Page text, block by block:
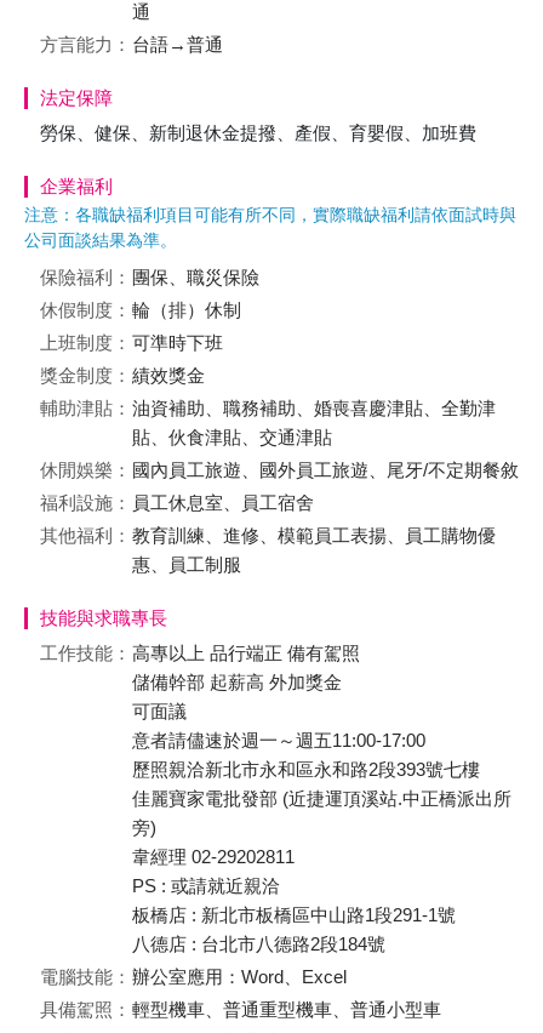
通
方言能力： 台語→普通
法定保障
勞保、健保、新制退休金提撥、產假、育嬰假、加班費
企業福利
注意：各職缺福利項目可能有所不同，實際職缺福利請依面試時與
公司面談結果為準。
保險福利： 團保、職災保險
休假制度： 輪（排）休制
上班制度： 可準時下班
獎金制度： 績效獎金
輔助津貼： 油資補助、職務補助、婚喪喜慶津貼、全勤津
貼、伙食津貼、交通津貼
休閒娛樂： 國內員工旅遊、國外員工旅遊、尾牙/不定期餐敘
福利設施： 員工休息室、員工宿舍
其他福利： 教育訓練、進修、模範員工表揚、員工購物優
惠、員工制服
技能與求職專長
工作技能： 高專以上 品行端正 備有駕照
儲備幹部 起薪高 外加獎金
可面議
意者請儘速於週一～週五11:00-17:00
歷照親洽新北市永和區永和路2段393號七樓
佳麗寶家電批發部 (近捷運頂溪站.中正橋派出所
旁)
韋經理 02-29202811
PS : 或請就近親洽
板橋店 : 新北市板橋區中山路1段291-1號
八德店 : 台北市八德路2段184號
電腦技能： 辦公室應用：Word、Excel
具備駕照： 輕型機車、普通重型機車、普通小型車